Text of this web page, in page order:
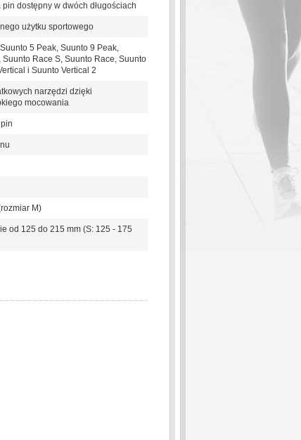
dostępny w dwóch długościach
użytku sportowego
5 Peak, Suunto 9 Peak,
Race S, Suunto Race, Suunto
i Suunto Vertical 2
narzędzi dzięki
mocowania
M)
od 125 do 215 mm (S: 125 - 175